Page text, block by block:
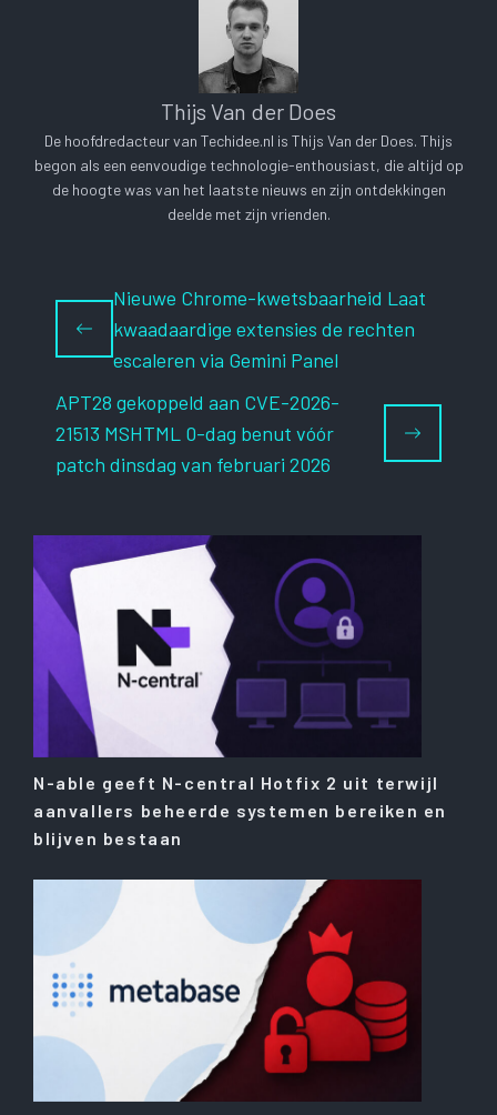
Thijs Van der Does
De hoofdredacteur van Techidee.nl is Thijs Van der Does. Thijs
begon als een eenvoudige technologie-enthousiast, die altijd op
de hoogte was van het laatste nieuws en zijn ontdekkingen
deelde met zijn vrienden.
Nieuwe Chrome-kwetsbaarheid Laat
kwaadaardige extensies de rechten
escaleren via Gemini Panel
APT28 gekoppeld aan CVE-2026-
21513 MSHTML 0-dag benut vóór
patch dinsdag van februari 2026
N-able geeft N-central Hotfix 2 uit terwijl
aanvallers beheerde systemen bereiken en
blijven bestaan